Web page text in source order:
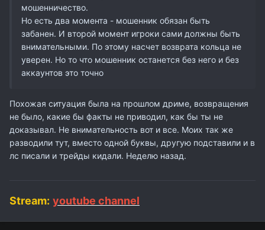
мошенничество.
Но есть два момента - мошенник обязан быть
забанен. И второй момент игроки сами должны быть
внимательными. По этому насчет возврата кольца не
уверен. Но то что мошенник останется без него и без
аккаунтов это точно
Похожая ситуация была на прошлом дриме, возвращения
не было, какие бы факты не приводил, как бы ты не
доказывал. Не внимательность вот и все. Моих так же
разводили тут, вместо одной буквы, другую подставили и в
лс писали и трейды кидали. Неделю назад.
Stream: youtube channel